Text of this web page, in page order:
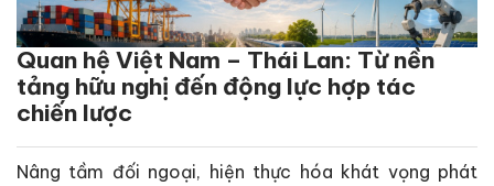
Quan hệ Việt Nam – Thái Lan: Từ nền
tảng hữu nghị đến động lực hợp tác
chiến lược
Nâng tầm đối ngoại, hiện thực hóa khát vọng phát